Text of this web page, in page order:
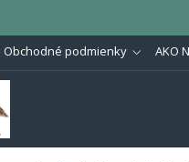
Obchodné podmienky AKO